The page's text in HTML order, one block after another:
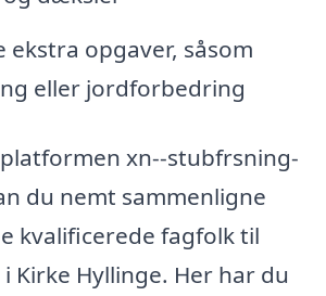
ekstra opgaver, såsom
eller jordforbedring
xn--stubfrsning-
du nemt sammenligne
kvalificerede fagfolk til
Kirke Hyllinge. Her har du